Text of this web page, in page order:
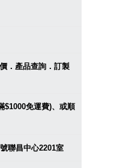
．產品查詢．訂製
$1000免運費)、或順
聯昌中心2201室